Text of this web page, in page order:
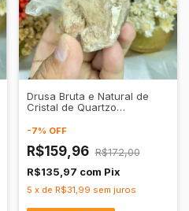
Drusa Bruta e Natural de
Cristal de Quartzo
-7% OFF
R$159,96 R$172,00
R$135,97 com Pix
5 x de R$31,99 sem juros